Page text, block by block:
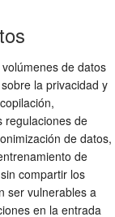
de datos
la privacidad y
regulaciones de
de datos,
de
compartir los
ser vulnerables a
en la entrada